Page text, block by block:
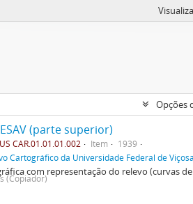
Opções
(parte superior)
CAR.01.01.01.002 Item
1939
Cartográfico da Universidade Federal de Viçosa
com representação do relevo (curvas
(Copiador)